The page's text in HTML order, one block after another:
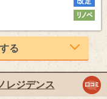
る
レジデンス